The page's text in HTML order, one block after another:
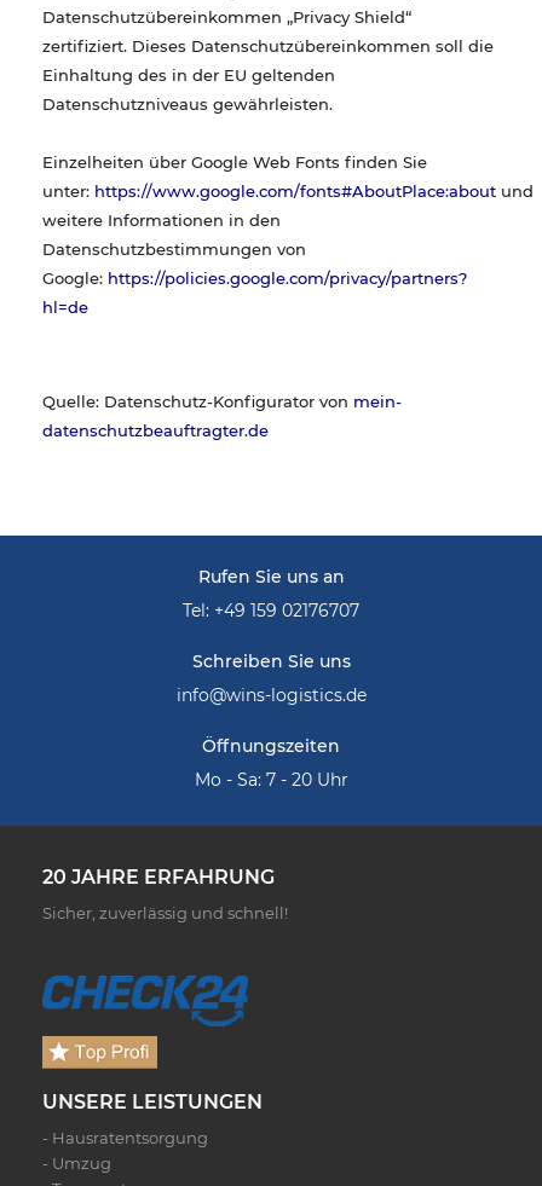
Datenschutzübereinkommen „Privacy Shield“
zertifiziert. Dieses Datenschutzübereinkommen soll die
Einhaltung des in der EU geltenden
Datenschutzniveaus gewährleisten.
Einzelheiten über Google Web Fonts finden Sie
unter: https://www.google.com/fonts#AboutPlace:about und
weitere Informationen in den
Datenschutzbestimmungen von
Google: https://policies.google.com/privacy/partners?
hl=de
Quelle: Datenschutz-Konfigurator von mein-
datenschutzbeauftragter.de
Rufen Sie uns an
Tel: +49 159 02176707
Schreiben Sie uns
info@wins-logistics.de
Öffnungszeiten
Mo - Sa: 7 - 20 Uhr
20 JAHRE ERFAHRUNG
Sicher, zuverlässig und schnell!
UNSERE LEISTUNGEN
- Hausratentsorgung
- Umzug